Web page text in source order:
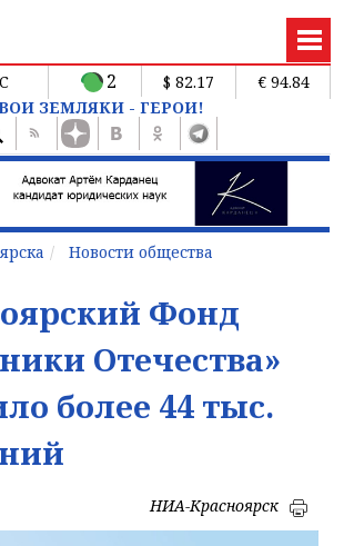
2 $ 82.17
€ 94.84
ЗЕМЛЯКИ - ГЕРОИ!
Новости общества
Фонд
Отечества»
более 44 тыс.
НИА-Красноярск